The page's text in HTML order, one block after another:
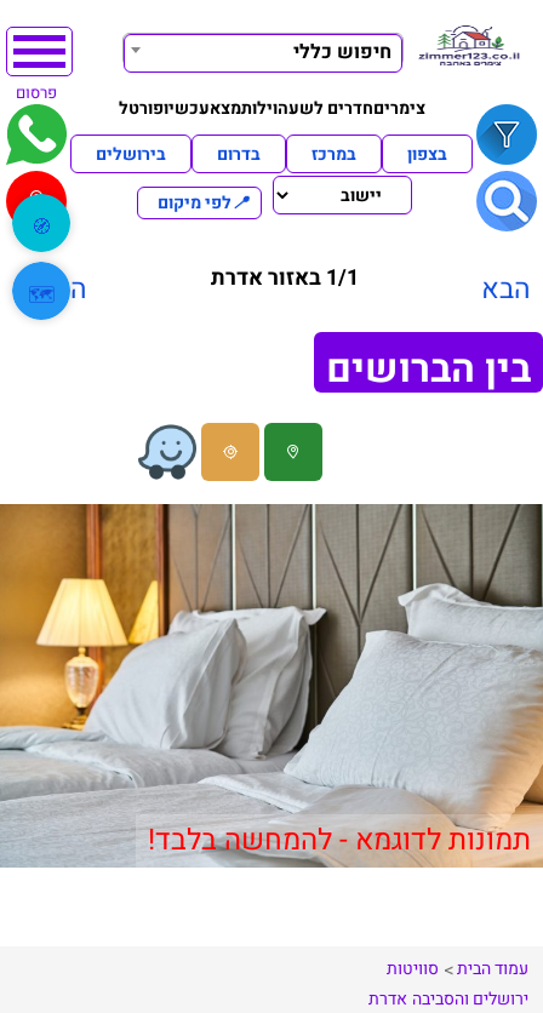
חיפוש כללי
צימריםחדרים לשעהוילותמצאעכשיופורטל
פרסום
בצפון במרכז בדרום
בירושלים
📍לפי מיקום
הבא 1/1 באזור אדרת הקודם
בין הברושים
תמונות לדוגמא - להמחשה בלבד!
עמוד הבית
סוויטות
ירושלים והסביבה אדרת
🧭
🗺️